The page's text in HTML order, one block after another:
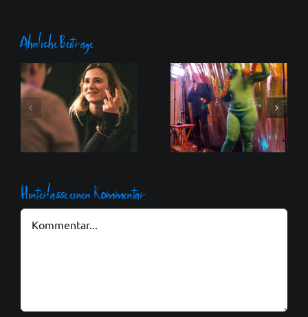
Ähnliche Beiträge
Walpodencekalender
2025
nonstoponstage –
nach vielen
Livestreams jetzt
endlich auch
wieder auf der
Hinterlasse einen Kommentar